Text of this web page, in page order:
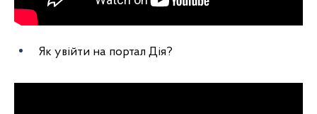
Як увійти на портал Дія?